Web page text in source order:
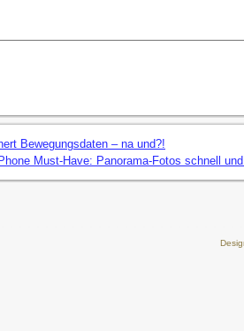
Bewegungsdaten – na und?!
Must-Have: Panorama-Fotos schnell